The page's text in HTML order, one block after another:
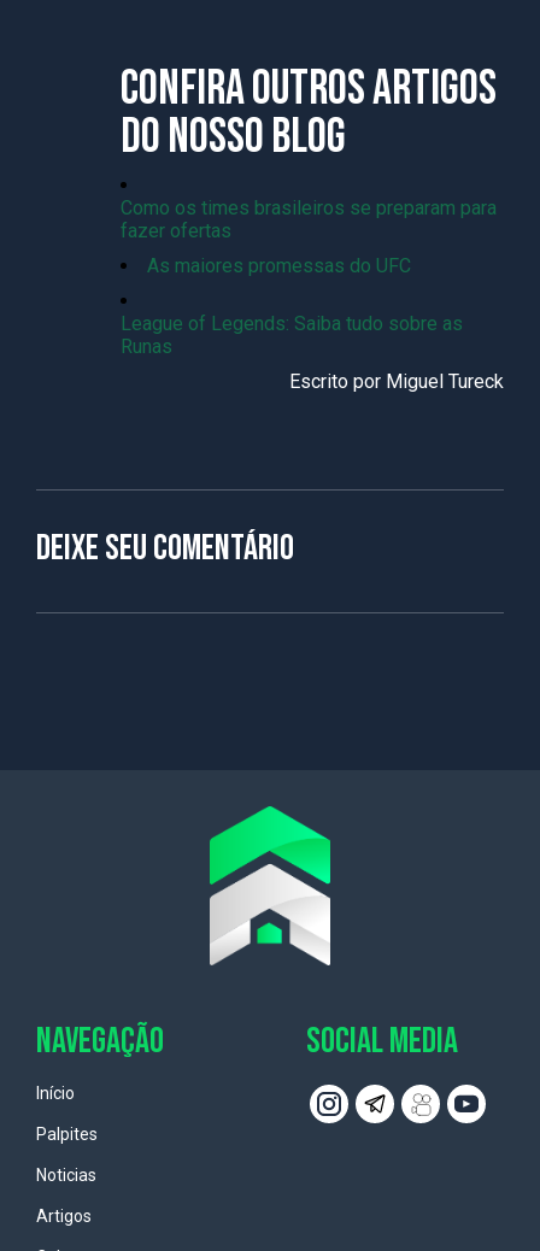
CONFIRA OUTROS ARTIGOS
DO NOSSO BLOG
Como os times brasileiros se preparam para
fazer ofertas
As maiores promessas do UFC
League of Legends: Saiba tudo sobre as
Runas
Escrito por Miguel Tureck
Deixe seu comentário
NAVEGAÇÃO
Início
Palpites
Noticias
Artigos
SOCIAL MEDIA